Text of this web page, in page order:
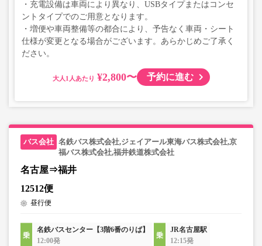
・充電設備は車両により異なり、USBタイプまたはコンセ
ントタイプでのご用意となります。
・増便や車両整備等の都合により、予告なく車両・シート
仕様が変更となる場合がございます。あらかじめご了承く
ださい。
大人 ¥2,800〜 予約に進む
名鉄バス株式会社,ジェイアール東海バス株式会社,京
福バス株式会社,福井鉄道株式会社
名古屋⇒福井
12512便
昼行便
名鉄バスセンター【3階6番のりば】
12:00発
JR名古屋駅
12:15発